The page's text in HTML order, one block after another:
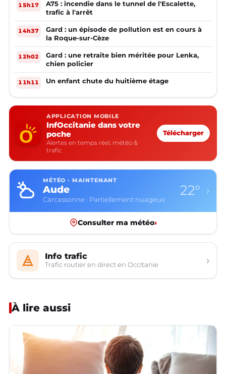
15h17
A75 : incendie dans le tunnel de l'Escalette,
trafic à l'arrêt
14h37
Gard : un épisode de pollution est en cours à
la Roque-sur-Cèze
12h02
Gard : une retraite bien méritée pour Lenka,
chien policier
11h11 Un enfant chute du huitième étage
APPLICATION MOBILE
InfOccitanie dans votre
poche
Alertes en temps réel, météo &
trafic
Télécharger
MÉTÉO · MAINTENANT
Aude
Carcassonne · Partiellement nuageux
22° ›
Consulter ma météo›
Info trafic
Trafic routier en direct en Occitanie ›
À lire aussi